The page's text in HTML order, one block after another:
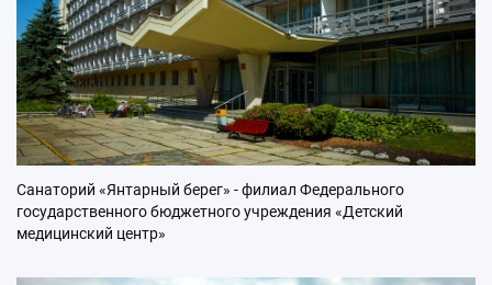
Санаторий «Янтарный берег» - филиал Федерального
государственного бюджетного учреждения «Детский
медицинский центр»